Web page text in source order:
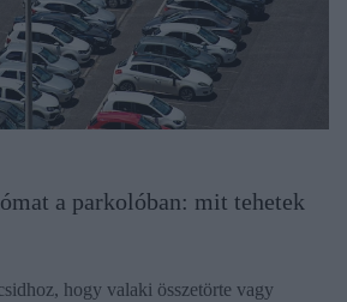
a parkolóban: mit tehetek
hogy valaki összetörte vagy